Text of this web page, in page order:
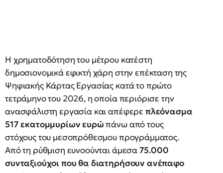
Η χρηματοδότηση του μέτρου κατέστη
δημοσιονομικά εφικτή χάρη στην επέκταση της
Ψηφιακής Κάρτας Εργασίας κατά το πρώτο
τετράμηνο του 2026, η οποία περιόρισε την
ανασφάλιστη εργασία και απέφερε πλεόνασμα
517 εκατομμυρίων ευρώπάνω από τους
στόχους του μεσοπρόθεσμου προγράμματος.
Από τη ρύθμιση ευνοούνται άμεσα75.000
συνταξιούχοι που θα διατηρήσουν ανέπαφο